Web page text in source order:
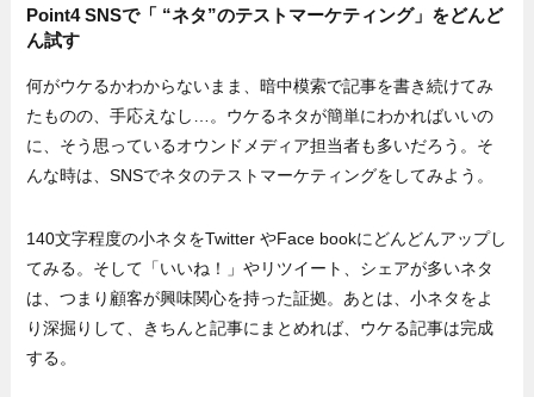
Point4 SNSで「 “ネタ”のテストマーケティング」をどんど
ん試す
何がウケるかわからないまま、暗中模索で記事を書き続けてみ
たものの、手応えなし…。ウケるネタが簡単にわかればいいの
に、そう思っているオウンドメディア担当者も多いだろう。そ
んな時は、SNSでネタのテストマーケティングをしてみよう。
140文字程度の小ネタをTwitter やFace bookにどんどんアップし
てみる。そして「いいね！」やリツイート、シェアが多いネタ
は、つまり顧客が興味関心を持った証拠。あとは、小ネタをよ
り深掘りして、きちんと記事にまとめれば、ウケる記事は完成
する。